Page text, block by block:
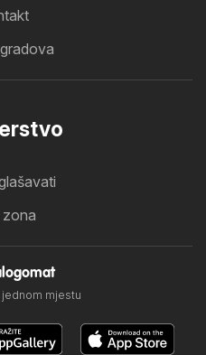
zona
jednom mjestu